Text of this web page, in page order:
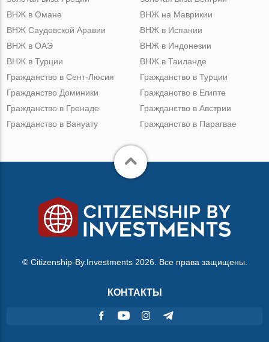
ВНЖ в Омане
ВНЖ Саудовской Аравии
ВНЖ в ОАЭ
ВНЖ в Турции
ВНЖ на Маврикии
ВНЖ в Испании
ВНЖ в Индонезии
ВНЖ в Таиланде
Гражданство в Сент-Люсия
Гражданство Доминики
Гражданство в Гренаде
Гражданство в Вануату
Гражданство в Турции
Гражданство в Египте
Гражданство в Австрии
Гражданство в Парагвае
© Citizenship-By.Investments 2026. Все права защищены.
КОНТАКТЫ